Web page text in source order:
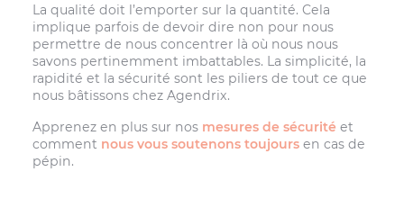
La qualité doit l’emporter sur la quantité. Cela
implique parfois de devoir dire non pour nous
permettre de nous concentrer là où nous nous
savons pertinemment imbattables. La simplicité, la
rapidité et la sécurité sont les piliers de tout ce que
nous bâtissons chez Agendrix.
Apprenez en plus sur nos mesures de sécurité et
comment nous vous soutenons toujoursen cas de
pépin.